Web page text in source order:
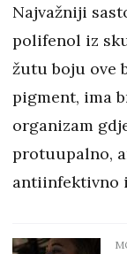
Najvažniji
polifenol iz
žutu boju ove
pigment, ima
organizam
protuupalno,
antiinfektivno